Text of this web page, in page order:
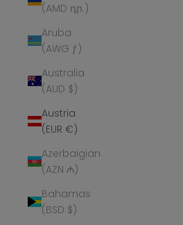
(AMD դր.)
Aruba
(AWG ƒ)
Australia
(AUD $)
Austria
(EUR €)
Azerbaigian
(AZN ₼)
Bahamas
(BSD $)